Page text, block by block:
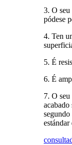
3. O
pódese
4. Ten
5. É
6. É
7. O
estándar
consulta